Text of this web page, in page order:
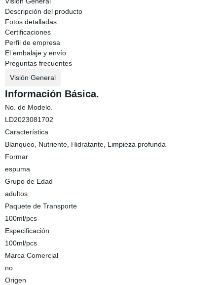
Descripción del producto
Fotos detalladas
Certificaciones
Perfil de empresa
El embalaje y envío
Preguntas frecuentes
Visión General
Información Básica.
No. de Modelo.
LD2023081702
Característica
Blanqueo, Nutriente, Hidratante, Limpieza profunda
Formar
espuma
Grupo de Edad
adultos
Paquete de Transporte
100ml/pcs
Especificación
100ml/pcs
Marca Comercial
no
Origen